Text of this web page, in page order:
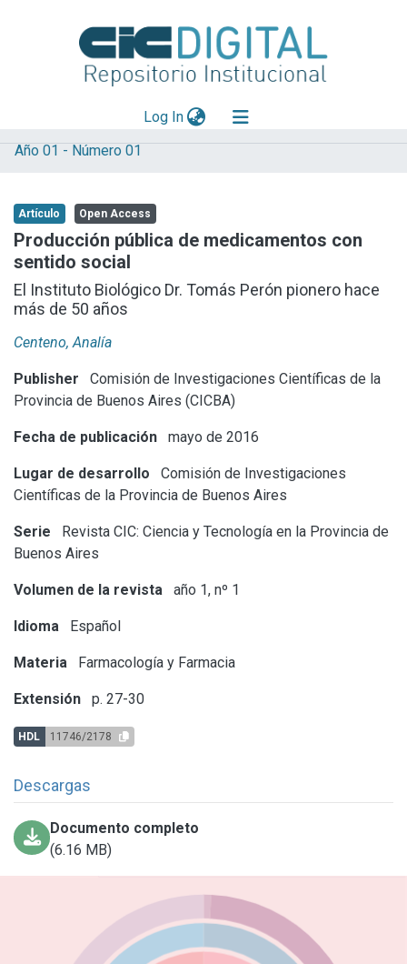
Log In(current)
Explorar
Aportar material
Statistics
Año 01 - Número 01
Artículo Open Access
Producción pública de medicamentos con
sentido social
El Instituto Biológico Dr. Tomás Perón pionero hace
más de 50 años
Centeno, Analía
Publisher
Comisión de Investigaciones Científicas de la
Provincia de Buenos Aires (CICBA)
Fecha de publicación mayo de 2016
Lugar de desarrollo
Comisión de Investigaciones
Científicas de la Provincia de Buenos Aires
Serie
Revista CIC: Ciencia y Tecnología en la Provincia de
Buenos Aires
Volumen de la revista año 1, nº 1
Idioma Español
Materia Farmacología y Farmacia
Extensión p. 27-30
HDL 11746/2178
Descargas
Documento completo
(6.16 MB)